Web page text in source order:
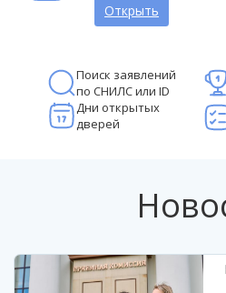
Открыть
Поиск заявлений
по СНИЛС или ID
Дни открытых
дверей